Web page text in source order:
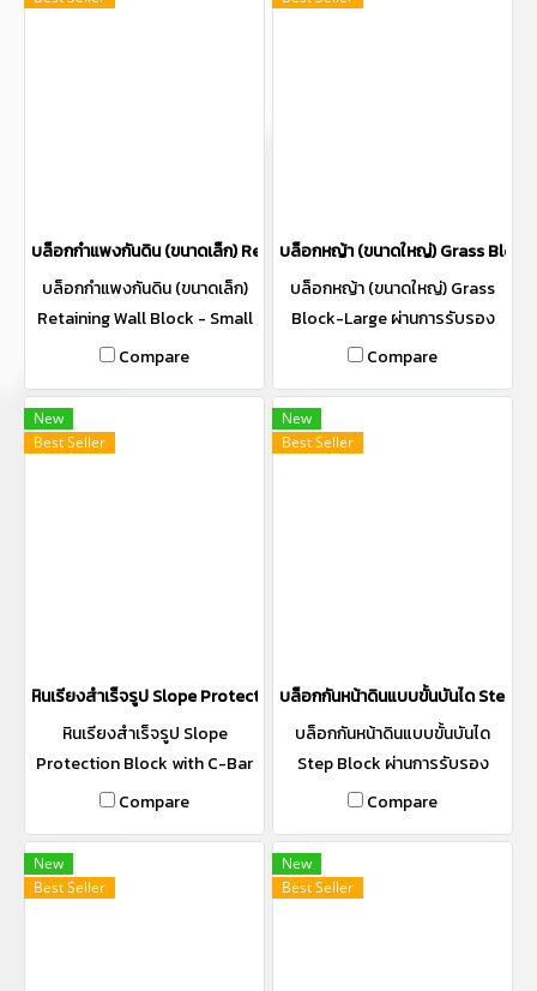
บล็อกกำแพงกันดิน (ขนาดเล็ก) Retaining Wall Block - Small
บล็อกกำแพงกันดิน (ขนาดเล็ก)
Retaining Wall Block - Small
ผ่านการรับรอง "Made In
Compare
บล็อกหญ้า (ขนาดใหญ่) Grass
บล็อกหญ้า (ขนาดใหญ่) Grass
Block-Large ผ่านการรับรอง
"Made In Thailand" (MiT)
Compare
New
Best Seller
หินเรียงสำเร็จรูป Slope Protection Block (บล็อกกันหน้าดิน)/แมทเทร
หินเรียงสำเร็จรูป Slope
Protection Block with C-Bar
Technology สามารถใช้แทนหิน
เป็นแนวเขื่อนกันคลื่นทะเล การ
ป้องกันแนวสะพานและท่อระบาย
Compare
New
Best Seller
บล็อกกันหน้าดินแบบขั้นบันได Step
บล็อกกันหน้าดินแบบขั้นบันได
Step Block ผ่านการรับรอง
"Made In Thailand" (MiT)
Compare
New
Best Seller
New
Best Seller